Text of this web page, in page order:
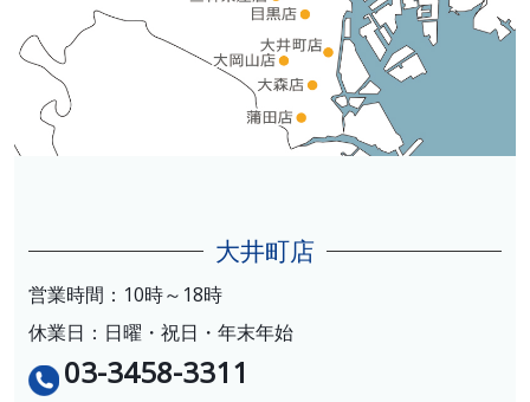
大井町店
営業時間：10時～18時
休業日：日曜・祝日・年末年始
03-3458-3311